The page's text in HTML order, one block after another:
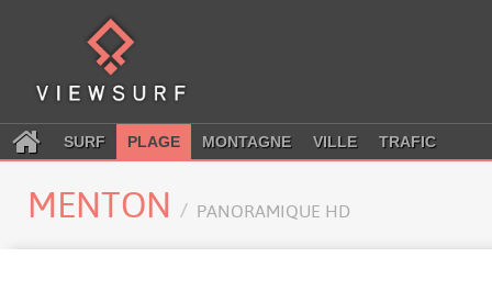
SURF PLAGE MONTAGNE VILLE TRAFIC
MENTON PANORAMIQUE HD